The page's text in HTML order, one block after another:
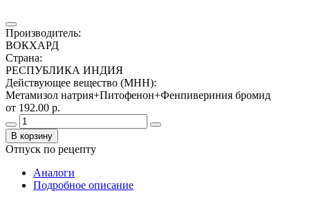
Производитель:
ВОКХАРД
Страна:
РЕСПУБЛИКА ИНДИЯ
Действующее вещество (МНН):
Метамизол натрия+Питофенон+Фенпивериния бромид
от 192.00 р.
В корзину
Отпуск по рецепту
Аналоги
Подробное описание